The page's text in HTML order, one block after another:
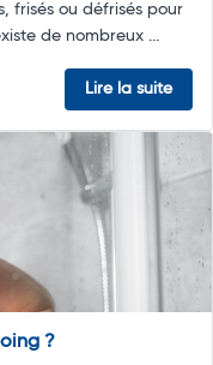
frisés ou défrisés pour
de nombreux ...
Lire la suite
?